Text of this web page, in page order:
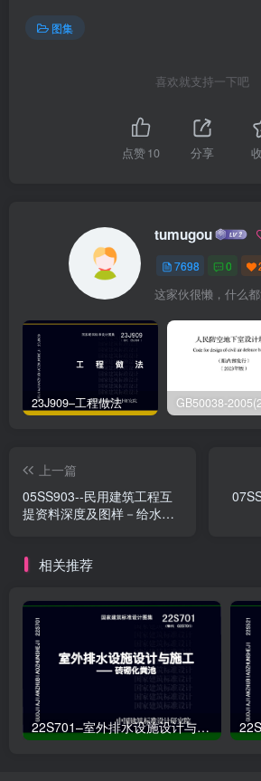
图集
喜欢就支持一下吧
点赞10 分享
tumugou
7698 0
这家伙很懒，什么
23J909–工程做法
上一篇
05SS903--民用建筑工程互
提资料深度及图样－给水排
相关推荐
22S701–室外排水设施设计与施工——砖砌化粪池